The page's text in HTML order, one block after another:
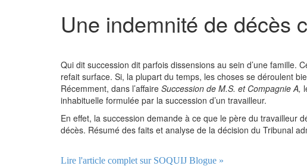
Une indemnité de décès
Qui dit succession dit parfois dissensions au sein d’une famille.
refait surface. Si, la plupart du temps, les choses se déroulent
Récemment, dans l’affaire Succession de M.S. et Compagnie A,
inhabituelle formulée par la succession d’un travailleur.
En effet, la succession demande à ce que le père du travailleur
décès. Résumé des faits et analyse de la décision du Tribunal
Lire l'article complet sur SOQUIJ Blogue »